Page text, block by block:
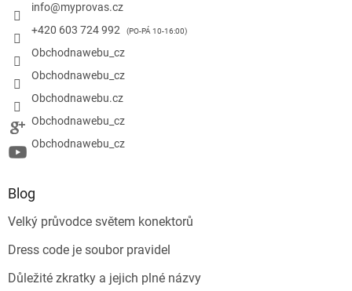
info@myprovas.cz
+420 603 724 992
Obchodnawebu_cz
Obchodnawebu_cz
Obchodnawebu.cz
Obchodnawebu_cz
Obchodnawebu_cz
Blog
Velký průvodce světem konektorů
Dress code je soubor pravidel
Důležité zkratky a jejich plné názvy